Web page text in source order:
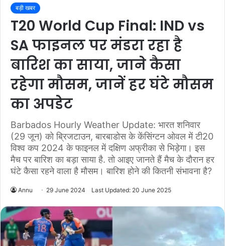
बड़ी खबर
T20 World Cup Final: IND vs
SA फाइनल पर मंडरा रहा है
बारिश का साया, जाने कैसा
रहेगा मौसम, जानें हर घंटे मौसम
का अपडेट
Barbados Hourly Weather Update: भारत शनिवार
(29 जून) को ब्रिजटाउन, बारबाडोस के केंसिंग्टन ओवल में टी20
विश्व कप 2024 के फाइनल में दक्षिण अफ्रीका से भिड़ेगा। इस
मैच पर बारिश का बड़ा साया है. तो आइए जानते हैं मैच के दौरान हर
घंटे कैसा रहने वाला है मौसम। बारिश होने की कितनी संभावना है?
Annu 29 June 2024 Last Updated: 20 June 2025